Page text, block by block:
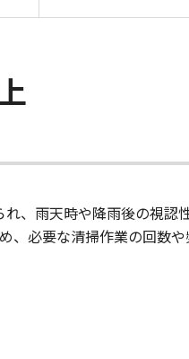
、雨天時や降雨後の視認
、必要な清掃作業の回数